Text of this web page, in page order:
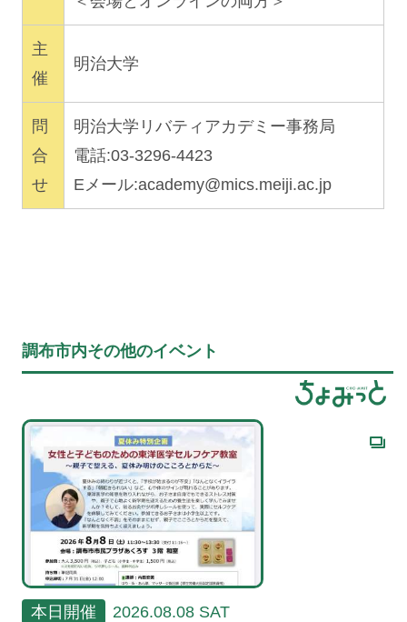
主
催
明治大学
問
合
せ
明治大学リバティアカデミー事務局
電話:03-3296-4423
Eメール:academy@mics.meiji.ac.jp
調布市内その他のイベント
本日開催 2026.08.08 SAT